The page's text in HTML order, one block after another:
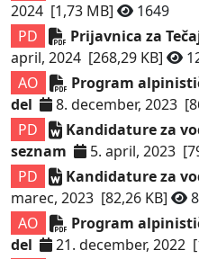
2024 [1,73 MB]
1649
PD
Prijavnica za
april, 2024 [268,29 KB]
AO
Program
del
8. december, 2023
PD
Kandidature za
seznam
5. april, 2023
PD
Kandidature za
marec, 2023 [82,26 KB]
AO
Program
del
21. december, 2022